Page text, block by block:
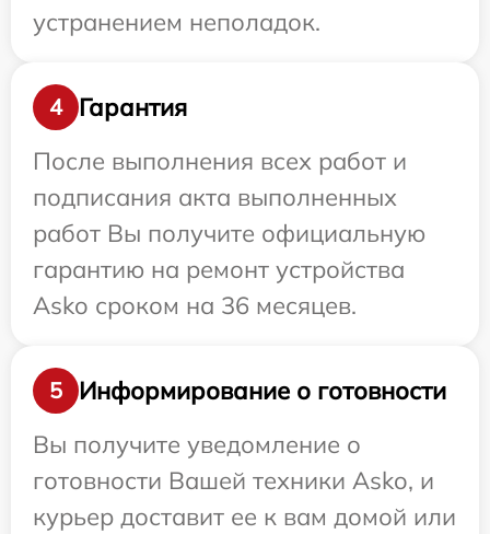
устранением неполадок.
4
Гарантия
После выполнения всех работ и
подписания акта выполненных
работ Вы получите официальную
гарантию на ремонт устройства
Asko сроком на 36 месяцев.
5
Информирование о готовности
Вы получите уведомление о
готовности Вашей техники Asko, и
курьер доставит ее к вам домой или